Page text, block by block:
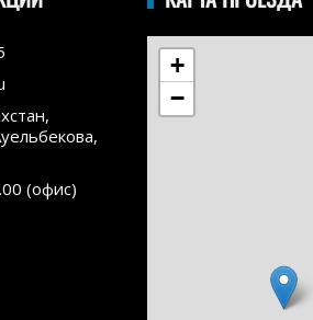
(офис)
+
−